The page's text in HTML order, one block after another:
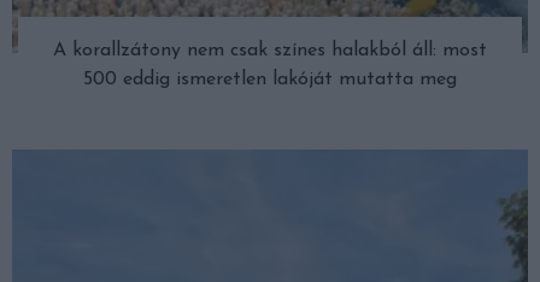
A korallzátony nem csak színes halakból áll: most
500 eddig ismeretlen lakóját mutatta meg